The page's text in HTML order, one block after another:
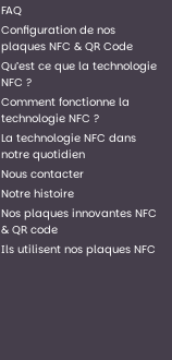
FAQ
Configuration de nos
plaques NFC & QR Code
Qu’est ce que la technologie
NFC ?
Comment fonctionne la
technologie NFC ?
La technologie NFC dans
notre quotidien
Nous contacter
Notre histoire
Nos plaques innovantes NFC
& QR code
Ils utilisent nos plaques NFC